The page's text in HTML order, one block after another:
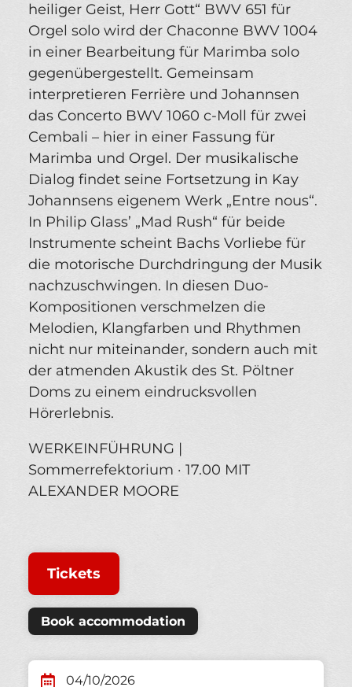
heiliger Geist, Herr Gott“ BWV 651 für
Orgel solo wird der Chaconne BWV 1004
in einer Bearbeitung für Marimba solo
gegenübergestellt. Gemeinsam
interpretieren Ferrière und Johannsen
das Concerto BWV 1060 c-Moll für zwei
Cembali – hier in einer Fassung für
Marimba und Orgel. Der musikalische
Dialog findet seine Fortsetzung in Kay
Johannsens eigenem Werk „Entre nous“.
In Philip Glass’ „Mad Rush“ für beide
Instrumente scheint Bachs Vorliebe für
die motorische Durchdringung der Musik
nachzuschwingen. In diesen Duo-
Kompositionen verschmelzen die
Melodien, Klangfarben und Rhythmen
nicht nur miteinander, sondern auch mit
der atmenden Akustik des St. Pöltner
Doms zu einem eindrucksvollen
Hörerlebnis.
WERKEINFÜHRUNG |
Sommerrefektorium · 17.00 MIT
ALEXANDER MOORE
Tickets
Book accommodation
04/10/2026